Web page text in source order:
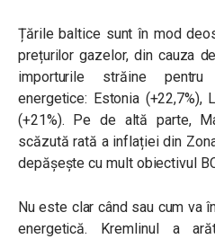
Țările baltice sunt în mod
prețurilor gazelor, din cauza
importurile străine
energetice: Estonia (+22,7%),
(+21%). Pe de altă parte,
scăzută rată a inflației din
depășește cu mult obiectivul
Nu este clar când sau cum va
energetică. Kremlinul a